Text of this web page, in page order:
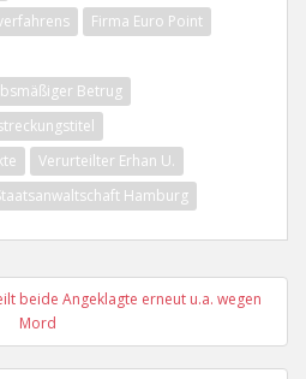
Firma Euro Point
Betrug
Verurteilter Erhan U.
Hamburg
beide Angeklagte erneut u.a. wegen
Mord